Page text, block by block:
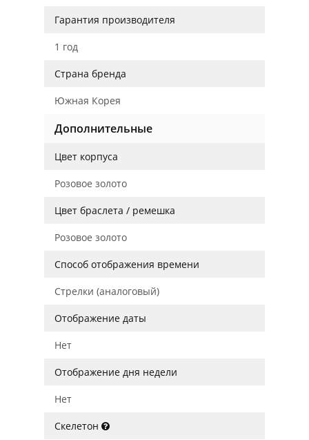
Гарантия производителя
1 год
Страна бренда
Южная Корея
Дополнительные
Цвет корпуса
Розовое золото
Цвет браслета / ремешка
Розовое золото
Способ отображения времени
Стрелки (аналоговый)
Отображение даты
Нет
Отображение дня недели
Нет
Скелетон